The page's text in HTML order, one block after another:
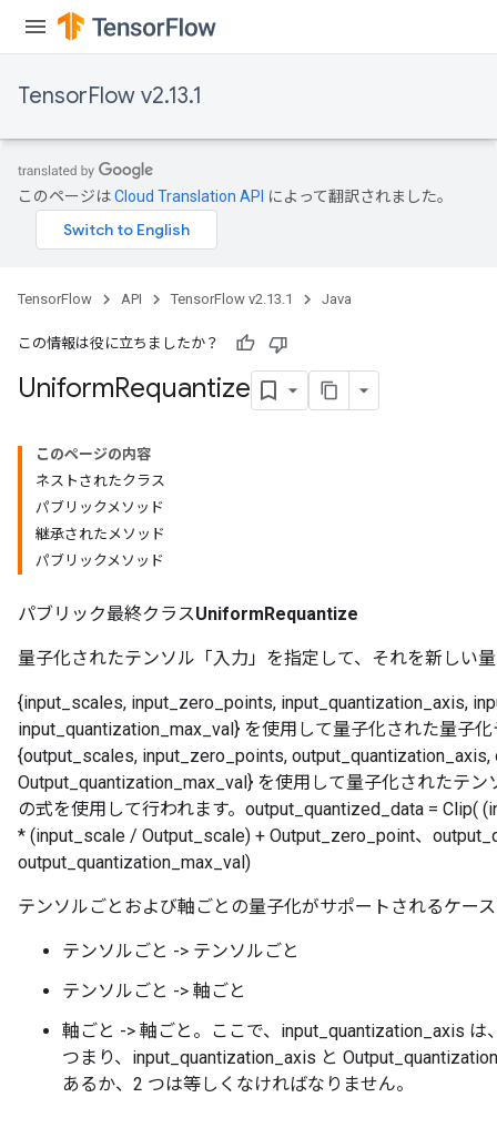
TensorFlow v2.13.1
このページはCloud Translation API によって翻訳されました。
TensorFlow API TensorFlow v2.13.1 Java
この情報は役に立ちましたか？
UniformRequantize
このページの内容
ネストされたクラス
パブリックメソッド
継承されたメソッド
パブリックメソッド
パブリック最終クラスUniformRequantize
量子化されたテンソル「入力」を指定して、それを新しい
{input_scales, input_zero_points, input_quantization_axis,
input_quantization_max_val} を使用して量子化された量子
{output_scales, input_zero_points,
Output_quantization_max_val} を使用して量子化されたテ
の式を使用して行われます。output_quantized_data = Clip(
* (input_scale / Output_scale) + Output_zero_point、
output_quantization_max_val)
テンソルごとおよび軸ごとの量子化がサポートされるケー
テンソルごと -> テンソルごと
テンソルごと -> 軸ごと
軸ごと -> 軸ごと。ここで、input_quantization_axis
つまり、input_quantization_axis と
あるか、2 つは等しくなければなりません。